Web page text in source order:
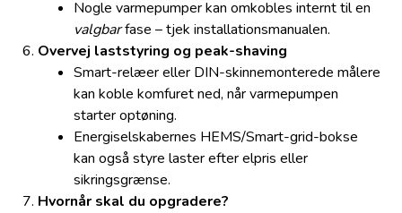
Nogle varmepumper kan omkobles internt til en
valgbarfase – tjek installationsmanualen.
Overvej laststyring og peak-shaving
Smart-relæer eller DIN-skinnemonterede målere
kan koble komfuret ned, når varmepumpen
starter optøning.
Energiselskabernes HEMS/Smart-grid-bokse
kan også styre laster efter elpris eller
sikringsgrænse.
Hvornår skal du opgradere?